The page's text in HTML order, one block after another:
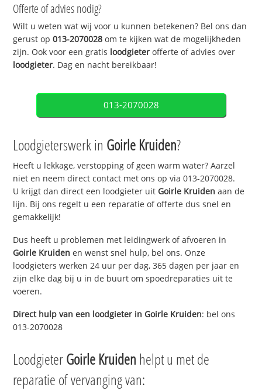
Offerte of advies nodig?
Wilt u weten wat wij voor u kunnen betekenen? Bel ons dan
gerust op013-2070028 om te kijken wat de mogelijkheden
zijn. Ook voor een gratis loodgieter offerte of advies over
loodgieter. Dag en nacht bereikbaar!
013-2070028
Loodgieterswerk in Goirle Kruiden?
Heeft u lekkage, verstopping of geen warm water? Aarzel
niet en neem direct contact met ons op via 013-2070028.
U krijgt dan direct een loodgieter uit Goirle Kruiden aan de
lijn. Bij ons regelt u een reparatie of offerte dus snel en
gemakkelijk!
Dus heeft u problemen met leidingwerk of afvoeren in
Goirle Kruiden en wenst snel hulp, bel ons. Onze
loodgieters werken 24 uur per dag, 365 dagen per jaar en
zijn elke dag bij u in de buurt om spoedreparaties uit te
voeren.
Direct hulp van een loodgieter in Goirle Kruiden: bel ons
013-2070028
LoodgieterGoirle Kruiden helpt u met de
reparatie of vervanging van: